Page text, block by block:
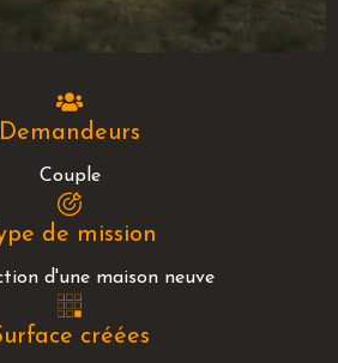
Demandeurs
Couple
de mission
d'une maison neuve
créées